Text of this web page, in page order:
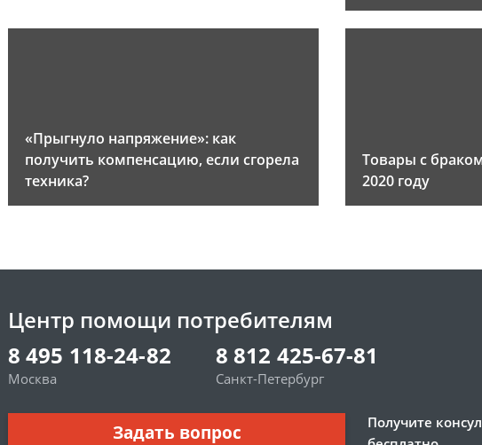
«Прыгнуло напряжение»: как
получить компенсацию, если сгорела
техника?
Товары с
2020 году
Центр помощи потребителям
8 495 118-24-82
Москва
8 812 425-67-81
Санкт-Петербург
Задать вопрос
Получите